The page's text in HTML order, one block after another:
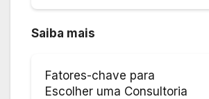
Saiba mais
Fatores-chave para
Escolher uma Consultoria